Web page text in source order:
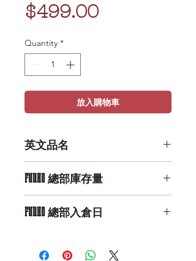
$499.00Price
Quantity *
放入購物車
英文品名
Washington
FUNKO 總部庫存量
FUNKO 總部入倉日